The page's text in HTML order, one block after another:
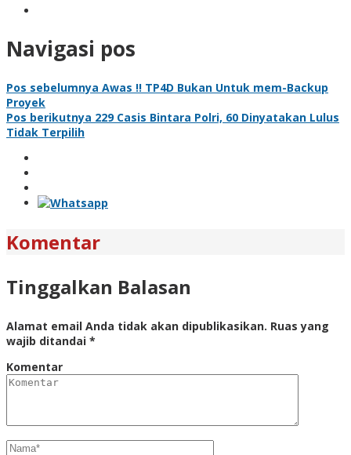
Navigasi pos
Pos sebelumnya Awas !! TP4D Bukan Untuk mem-Backup
Proyek
Pos berikutnya 229 Casis Bintara Polri, 60 Dinyatakan Lulus
Tidak Terpilih
Komentar
Tinggalkan Balasan
Alamat email Anda tidak akan dipublikasikan. Ruas yang
wajib ditandai *
Komentar